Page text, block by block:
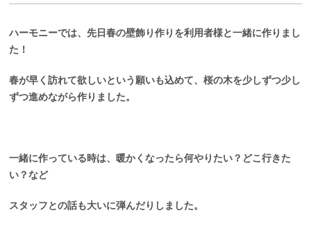
ハーモニーでは、先日春の壁飾り作りを利用者様と一緒に作りまし
た！
春が早く訪れて欲しいという願いも込めて、桜の木を少しずつ少し
ずつ進めながら作りました。
一緒に作っている時は、暖かくなったら何やりたい？どこ行きた
い？など
スタッフとの話も大いに弾んだりしました。